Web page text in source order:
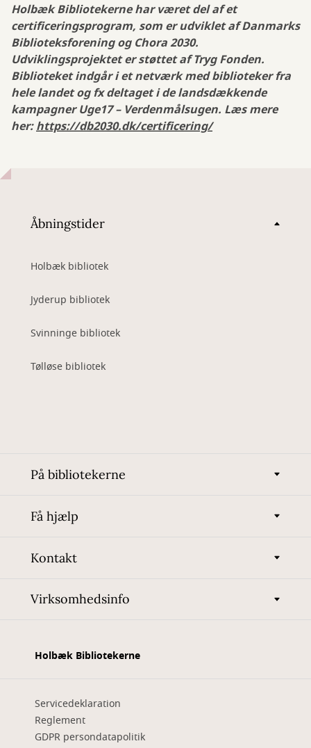
Holbæk Bibliotekerne har været del af et
certificeringsprogram, som er udviklet af Danmarks
Biblioteksforening og Chora 2030.
Udviklingsprojektet er støttet af Tryg Fonden.
Biblioteket indgår i et netværk med biblioteker fra
hele landet og fx deltaget i de landsdækkende
kampagner Uge17 – Verdenmålsugen. Læs mere
her:https://db2030.dk/certificering/
Åbningstider
Holbæk bibliotek
Jyderup bibliotek
Svinninge bibliotek
Tølløse bibliotek
På bibliotekerne
Få hjælp
Kontakt
Virksomhedsinfo
Holbæk Bibliotekerne
Servicedeklaration
Reglement
GDPR persondatapolitik